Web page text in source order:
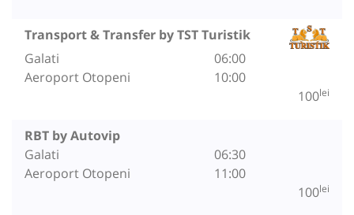
Transport & Transfer by TST Turistik
Galati
Aeroport Otopeni
06:00
10:00
100lei
RBT by Autovip
Galati
Aeroport Otopeni
06:30
11:00
100lei